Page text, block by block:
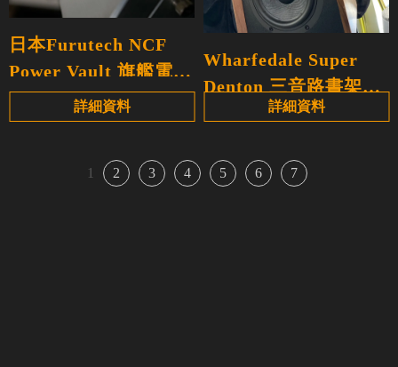
日本Furutech NCF
Power Vault 旗艦電源
排插
詳細資料
Wharfedale Super
Denton 三音路書架喇
詳細資料
1 2 3 4 5 6 7